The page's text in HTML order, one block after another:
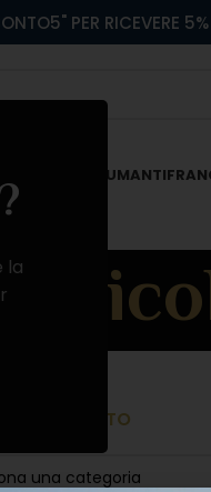
la
SPUMANTI
PRODOTTO
una categoria
PER RICEVERE